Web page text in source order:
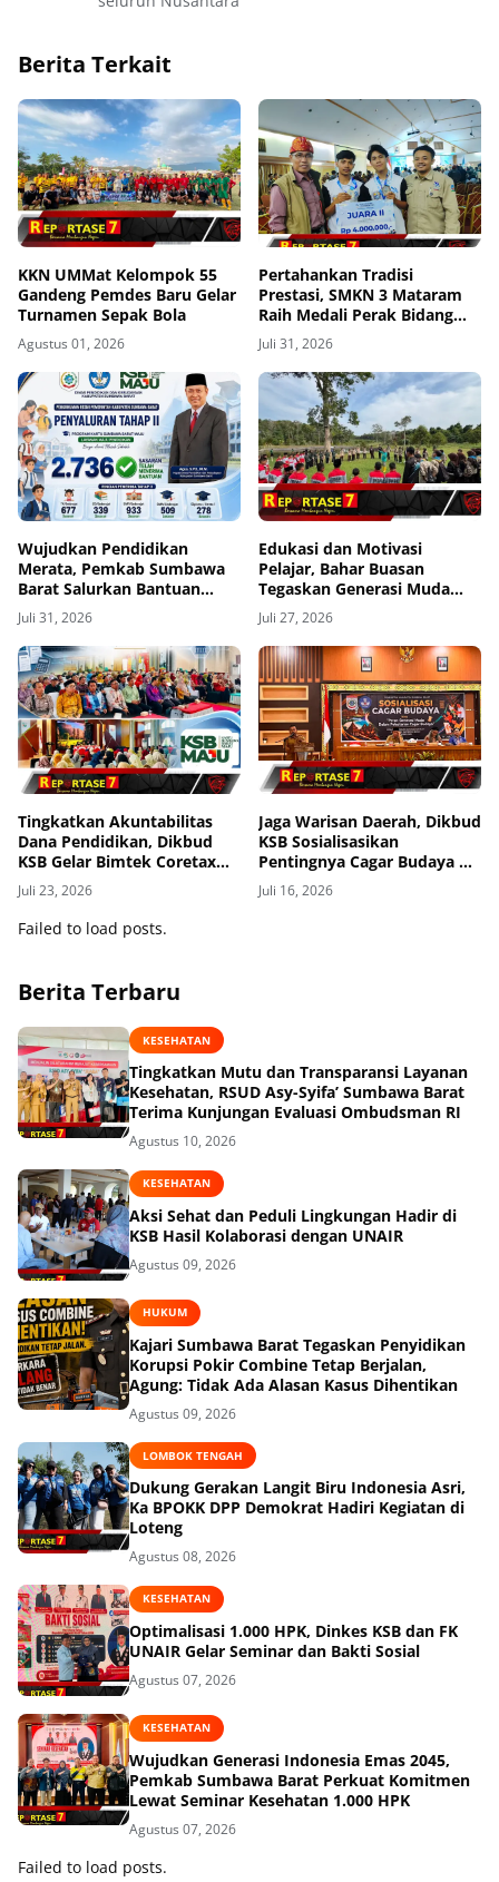
Berita Terkait
KKN UMMat Kelompok 55
Gandeng Pemdes Baru Gelar
Turnamen Sepak Bola
Agustus 01, 2026
Pertahankan Tradisi
Prestasi, SMKN 3 Mataram
Raih Medali Perak Bidang
Robotics di LKS Tingkat
Provinsi 2026
Juli 31, 2026
Wujudkan Pendidikan
Merata, Pemkab Sumbawa
Barat Salurkan Bantuan
Biaya Awal Masuk Sekolah
Tahap II ke 2.736 Siswa
Juli 31, 2026
Edukasi dan Motivasi
Pelajar, Bahar Buasan
Tegaskan Generasi Muda
Penentu Masa Depan
Bangka Belitung
Juli 27, 2026
Tingkatkan Akuntabilitas
Dana Pendidikan, Dikbud
KSB Gelar Bimtek Coretax
Perpajakan untuk
Bendahara SD
Juli 23, 2026
Jaga Warisan Daerah, Dikbud
KSB Sosialisasikan
Pentingnya Cagar Budaya ke
Pelajar
Juli 16, 2026
Failed to load posts.
Berita Terbaru
KESEHATAN
Tingkatkan Mutu dan Transparansi Layanan
Kesehatan, RSUD Asy-Syifa’ Sumbawa Barat
Terima Kunjungan Evaluasi Ombudsman RI
Agustus 10, 2026
KESEHATAN
Aksi Sehat dan Peduli Lingkungan Hadir di
KSB Hasil Kolaborasi dengan UNAIR
Agustus 09, 2026
HUKUM
Kajari Sumbawa Barat Tegaskan Penyidikan
Korupsi Pokir Combine Tetap Berjalan,
Agung: Tidak Ada Alasan Kasus Dihentikan
Agustus 09, 2026
LOMBOK TENGAH
Dukung Gerakan Langit Biru Indonesia Asri,
Ka BPOKK DPP Demokrat Hadiri Kegiatan di
Loteng
Agustus 08, 2026
KESEHATAN
Optimalisasi 1.000 HPK, Dinkes KSB dan FK
UNAIR Gelar Seminar dan Bakti Sosial
Agustus 07, 2026
KESEHATAN
Wujudkan Generasi Indonesia Emas 2045,
Pemkab Sumbawa Barat Perkuat Komitmen
Lewat Seminar Kesehatan 1.000 HPK
Agustus 07, 2026
Failed to load posts.